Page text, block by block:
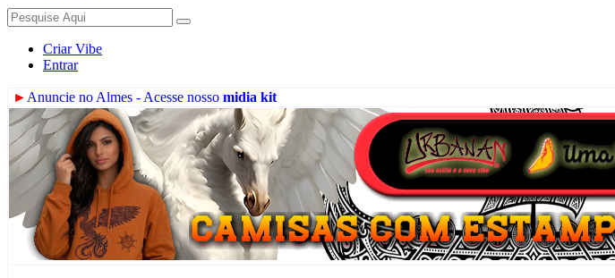
Criar Vibe
Entrar
► Anuncie no Almes - Acesse nosso midia kit